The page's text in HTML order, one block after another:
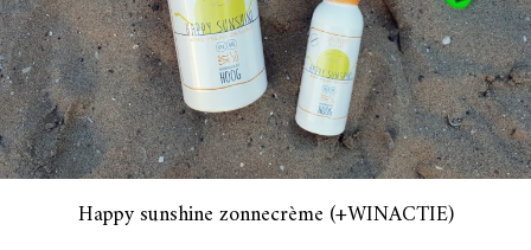
Happy sunshine zonnecrème (+WINACTIE)